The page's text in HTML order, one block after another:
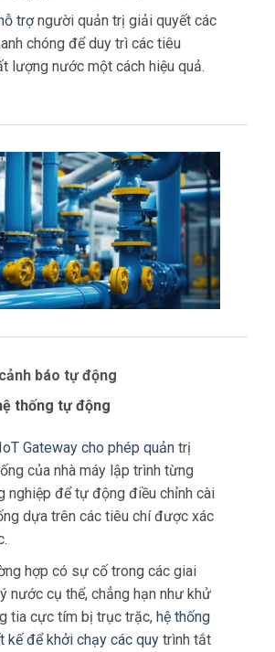
hỗ trợngười quản trị giải quyết các
chóng để duy trì các tiêu
lượng nước một cách hiệu quả.
báo tự động
thống tự động
IoT Gateway cho phép quảntrị
của nhà máy lập trình từng
nghiệp để tự động điều chỉnh cài
dựa trên các tiêu chí được xác
hợp có sự cố trong các giai
nước cụ thể, chẳng hạn như khử
tia cực tím bị trục trặc, hệ thống
kế để khởi chạy các quytrình tắt